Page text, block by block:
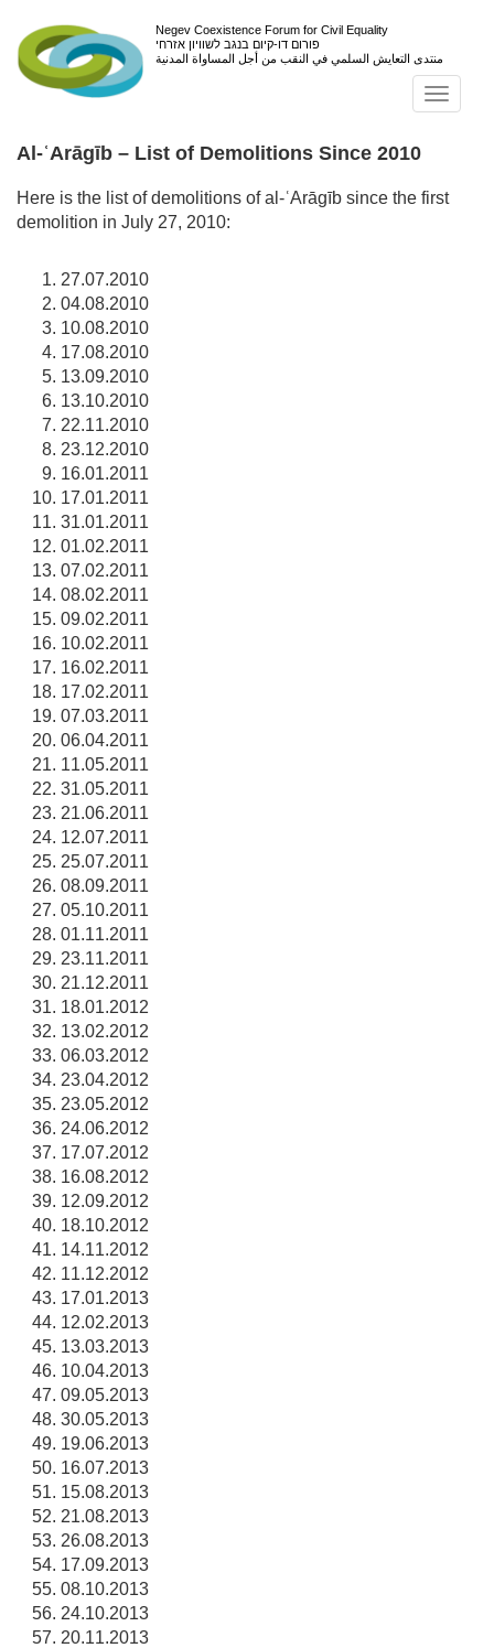
Negev Coexistence Forum for Civil Equality
פורום דו-קיום בנגב לשוויון אזרחי
منتدى التعايش السلمي في النقب من أجل المساواة المدنية
Al-ʿArāgīb – List of Demolitions Since 2010
Here is the list of demolitions ofal-ʿArāgīb since the first
demolition in July 27, 2010:
27.07.2010
04.08.2010
10.08.2010
17.08.2010
13.09.2010
13.10.2010
22.11.2010
23.12.2010
16.01.2011
17.01.2011
31.01.2011
01.02.2011
07.02.2011
08.02.2011
09.02.2011
10.02.2011
16.02.2011
17.02.2011
07.03.2011
06.04.2011
11.05.2011
31.05.2011
21.06.2011
12.07.2011
25.07.2011
08.09.2011
05.10.2011
01.11.2011
23.11.2011
21.12.2011
18.01.2012
13.02.2012
06.03.2012
23.04.2012
23.05.2012
24.06.2012
17.07.2012
16.08.2012
12.09.2012
18.10.2012
14.11.2012
11.12.2012
17.01.2013
12.02.2013
13.03.2013
10.04.2013
09.05.2013
30.05.2013
19.06.2013
16.07.2013
15.08.2013
21.08.2013
26.08.2013
17.09.2013
08.10.2013
24.10.2013
20.11.2013